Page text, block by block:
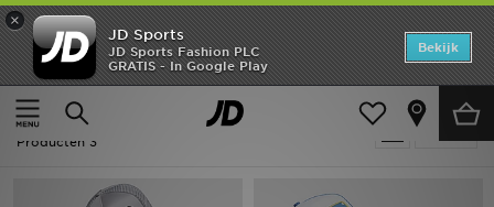
×
JD Sports
JD Sports Fashion PLC
GRATIS - In Google Play
Bekijk
Thuis
Heren Herenaccessoires Petten
Heren - John Hatter & Co Petten
Producten 3
Home
Offers
New In